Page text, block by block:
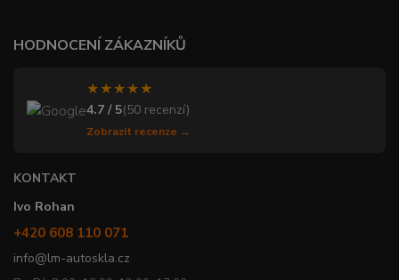
HODNOCENÍ ZÁKAZNÍKŮ
★★★★★
4.7 / 5(50 recenzí)
Zobrazit recenze →
KONTAKT
Ivo Rohan
+420 608 110 071
info@lm-autoskla.cz